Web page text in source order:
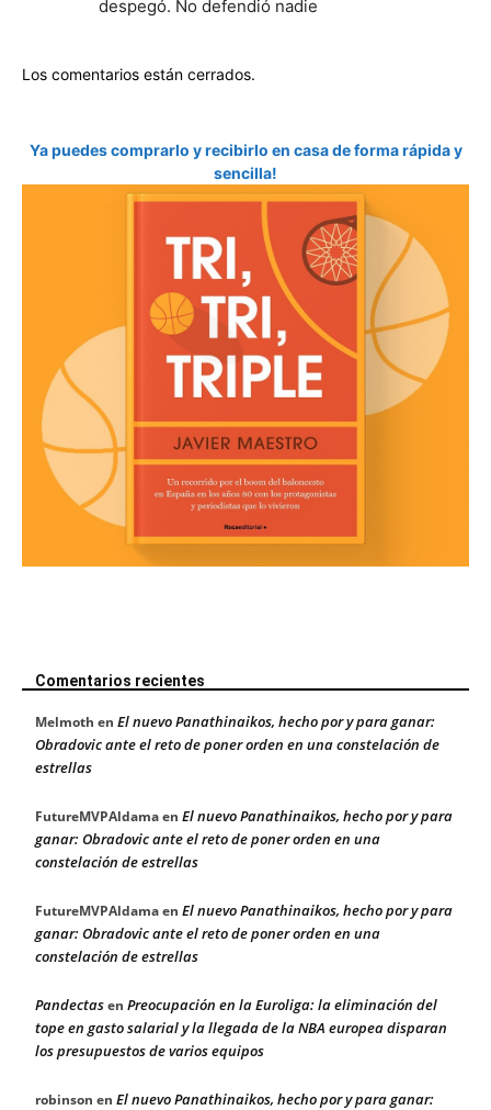
despegó. No defendió nadie
Los comentarios están cerrados.
Ya puedes comprarlo y recibirlo en casa de forma rápida y
sencilla!
Comentarios recientes
Melmoth en El nuevo Panathinaikos, hecho por y para ganar:
Obradovic ante el reto de poner orden en una constelación de
estrellas
FutureMVPAldamaen El nuevo Panathinaikos, hecho por y para
ganar: Obradovic ante el reto de poner orden en una
constelación de estrellas
FutureMVPAldamaen El nuevo Panathinaikos, hecho por y para
ganar: Obradovic ante el reto de poner orden en una
constelación de estrellas
Pandectasen Preocupación en la Euroliga: la eliminación del
tope en gasto salarial y la llegada de la NBA europea disparan
los presupuestos de varios equipos
robinson en El nuevo Panathinaikos, hecho por y para ganar: